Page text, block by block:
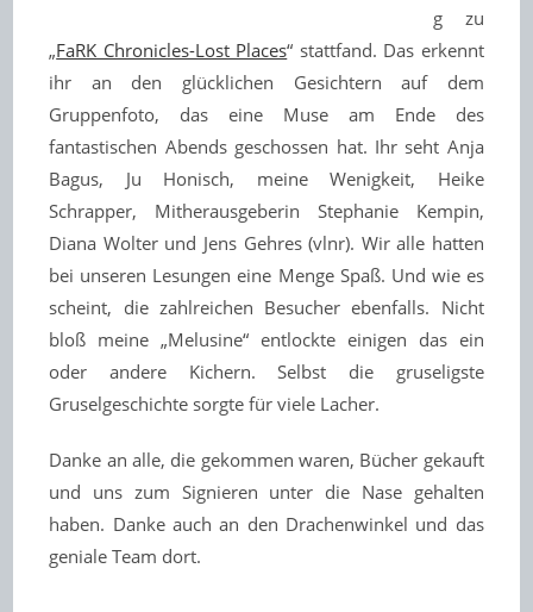
g zu
„FaRK Chronicles-Lost Places“ stattfand. Das erkennt
ihr an den glücklichen Gesichtern auf dem
Gruppenfoto, das eine Muse am Ende des
fantastischen Abends geschossen hat. Ihr seht Anja
Bagus, Ju Honisch, meine Wenigkeit, Heike
Schrapper, Mitherausgeberin Stephanie Kempin,
Diana Wolter und Jens Gehres (vlnr). Wir alle hatten
bei unseren Lesungen eine Menge Spaß. Und wie es
scheint, die zahlreichen Besucher ebenfalls. Nicht
bloß meine „Melusine“ entlockte einigen das ein
oder andere Kichern. Selbst die gruseligste
Gruselgeschichte sorgte für viele Lacher.
Danke an alle, die gekommen waren, Bücher gekauft
und uns zum Signieren unter die Nase gehalten
haben. Danke auch an den Drachenwinkel und das
geniale Team dort.